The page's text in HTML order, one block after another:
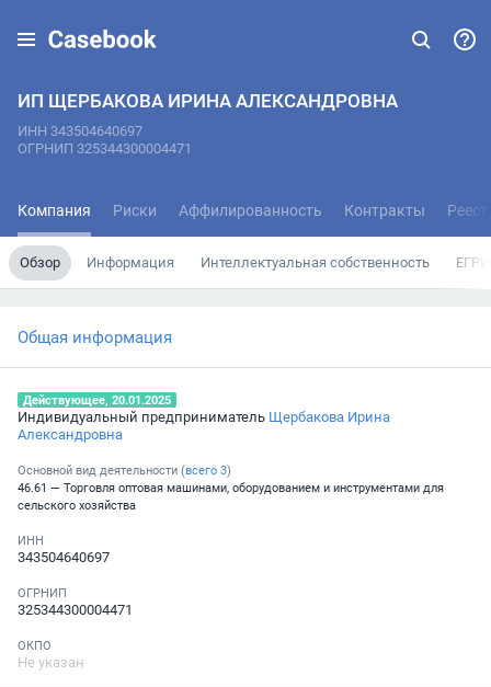
ИП ЩЕРБАКОВА ИРИНА АЛЕКСАНДРОВНА
ИНН 343504640697
ОГРНИП 325344300004471
Компания Риски Аффилированность Контракты
Обзор Информация Интеллектуальная собственность
Общая информация
Действующее, 20.01.2025
Индивидуальный предприниматель Щербакова Ирина
Александровна
Основной вид деятельности (всего 3)
46.61 — Торговля оптовая машинами, оборудованием и инструментами для
сельского хозяйства
ИНН
343504640697
ОГРНИП
325344300004471
ОКПО
Не указан